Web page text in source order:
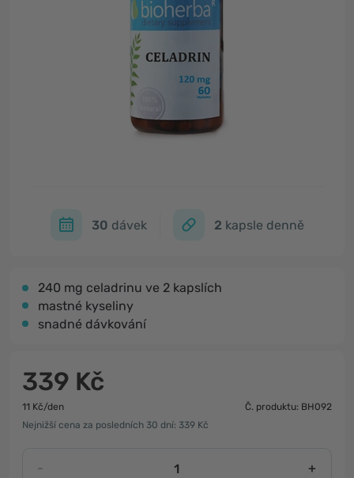
30 dávek 2 kapsle denně
240 mg celadrinu ve 2 kapslích
mastné kyseliny
snadné dávkování
339 Kč
11 Kč/den
Č. produktu: BH092
Nejnižší cena za posledních 30 dní: 339 Kč
- +